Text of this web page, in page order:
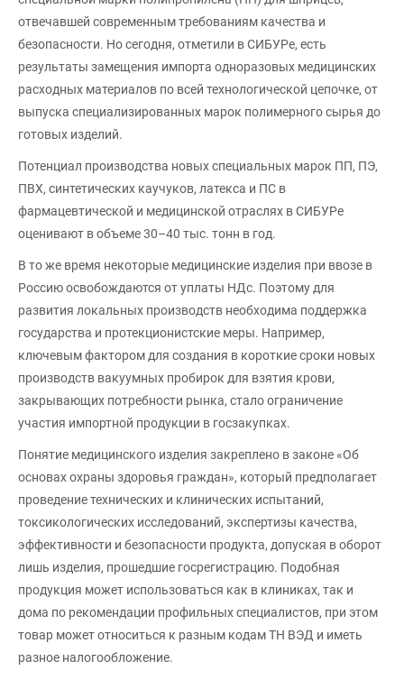
отвечавшей современным требованиям качества и
безопасности. Но сегодня, отметили в СИБУРе, есть
результаты замещения импорта одноразовых медицинских
расходных материалов по всей технологической цепочке, от
выпуска специализированных марок полимерного сырья до
готовых изделий.
Потенциал производства новых специальных марок ПП, ПЭ,
ПВХ, синтетических каучуков, латекса и ПС в
фармацевтической и медицинской отраслях в СИБУРе
оценивают в объеме 30–40 тыс. тонн в год.
В то же время некоторые медицинские изделия при ввозе в
Россию освобождаются от уплаты НДс. Поэтому для
развития локальных производств необходима поддержка
государства и протекционистские меры. Например,
ключевым фактором для создания в короткие сроки новых
производств вакуумных пробирок для взятия крови,
закрывающих потребности рынка, стало ограничение
участия импортной продукции в госзакупках.
Понятие медицинского изделия закреплено в законе «Об
основах охраны здоровья граждан», который предполагает
проведение технических и клинических испытаний,
токсикологических исследований, экспертизы качества,
эффективности и безопасности продукта, допуская в оборот
лишь изделия, прошедшие госрегистрацию. Подобная
продукция может использоваться как в клиниках, так и
дома по рекомендации профильных специалистов, при этом
товар может относиться к разным кодам ТН ВЭД и иметь
разное налогообложение.